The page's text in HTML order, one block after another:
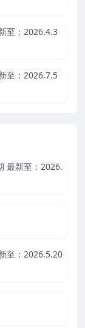
至：2026.4.3
至：2026.7.5
最新至：2026.
至：2026.5.20